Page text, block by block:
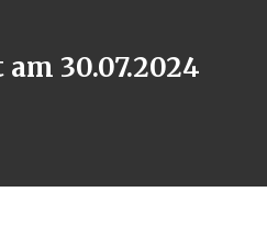
30.07.2024